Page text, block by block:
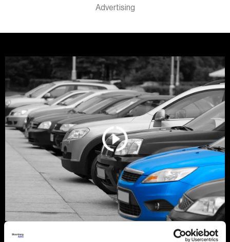
Srbija još vozi stare dizelaše, ali